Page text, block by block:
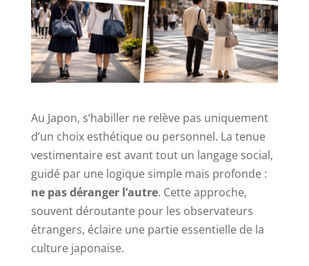
Au Japon, s’habiller ne relève pas uniquement
d’un choix esthétique ou personnel. La tenue
vestimentaire est avant tout un langage social,
guidé par une logique simple mais profonde :
ne pas déranger l’autre. Cette approche,
souvent déroutante pour les observateurs
étrangers, éclaire une partie essentielle de la
culture japonaise.